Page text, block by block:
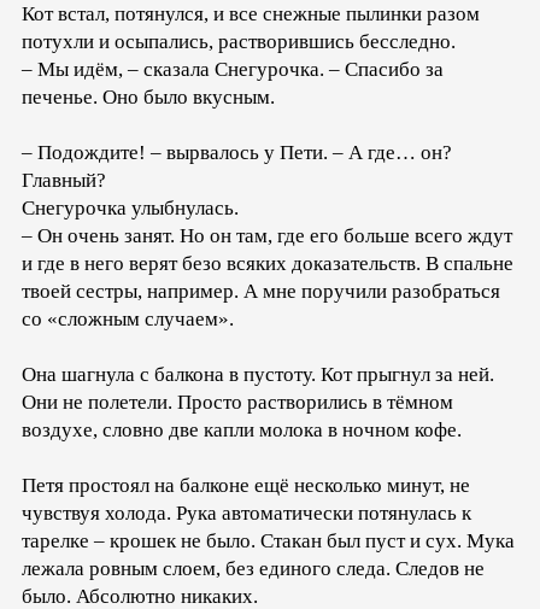
Кот встал, потянулся, и все снежные пылинки разом
потухли и осыпались, растворившись бесследно.
– Мы идём, – сказала Снегурочка. – Спасибо за
печенье. Оно было вкусным.
– Подождите! – вырвалось у Пети. – А где… он?
Главный?
Снегурочка улыбнулась.
– Он очень занят. Но он там, где его больше всего ждут
и где в него верят безо всяких доказательств. В спальне
твоей сестры, например. А мне поручили разобраться
со «сложным случаем».
Она шагнула с балкона в пустоту. Кот прыгнул за ней.
Они не полетели. Просто растворились в тёмном
воздухе, словно две капли молока в ночном кофе.
Петя простоял на балконе ещё несколько минут, не
чувствуя холода. Рука автоматически потянулась к
тарелке – крошек не было. Стакан был пуст и сух. Мука
лежала ровным слоем, без единого следа. Следов не
было. Абсолютно никаких.